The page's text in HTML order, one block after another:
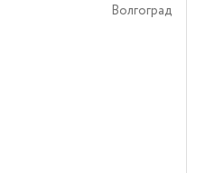
Волгоград